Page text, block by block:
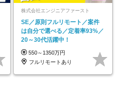
株式会社エンジニアファースト
SE／原則フルリモート／案件
は自分で選べる／定着率93%／
20～30代活躍中！
550～1350万円
フルリモートあり